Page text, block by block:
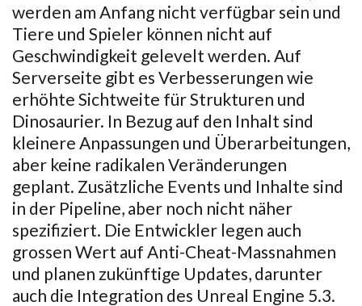
werden am Anfang nicht verfügbar sein und
Tiere und Spieler können nicht auf
Geschwindigkeit gelevelt werden. Auf
Serverseite gibt es Verbesserungen wie
erhöhte Sichtweite für Strukturen und
Dinosaurier. In Bezug auf den Inhalt sind
kleinere Anpassungen und Überarbeitungen,
aber keine radikalen Veränderungen
geplant. Zusätzliche Events und Inhalte sind
in der Pipeline, aber noch nicht näher
spezifiziert. Die Entwickler legen auch
grossen Wert auf Anti-Cheat-Massnahmen
und planen zukünftige Updates, darunter
auch die Integration des Unreal Engine 5.3.